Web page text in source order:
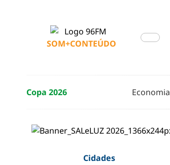
SOM+CONTEÚDO
Copa 2026 Economia
Cidades